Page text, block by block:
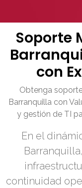
Soporte
con
Obtenga
Barranquilla con
y gestión de TI
En el
continuidad